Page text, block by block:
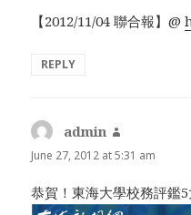
【2012/11/04 聯合報】@
REPLY
admin
June 27, 2012 at 5:31 am
恭賀！東海大學校務評鑑